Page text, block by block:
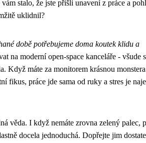
stalo, že jste přišli unavení z práce a
uklidnil?
době potřebujeme doma koutek klidu a
na moderní open-space kanceláře - všude
Když máte za monitorem krásnou monstera
fikus, práce jde sama od ruky a stres je
věda. I když nemáte zrovna zelený palec,
docela jednoduchá. Dopřejte jim